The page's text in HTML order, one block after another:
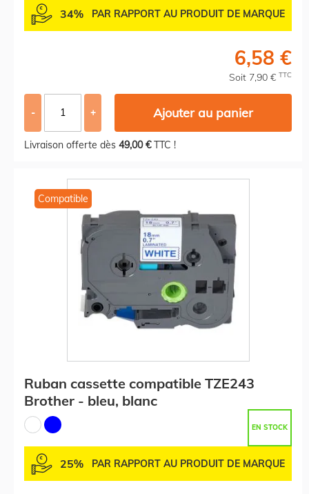
34% PAR RAPPORT AU PRODUIT DE MARQUE
6,58 €
Soit 7,90 € TTC
- + Ajouter au panier
Livraison offerte dès 49,00 €TTC !
Compatible
Ruban cassette compatible TZE243
Brother - bleu, blanc
EN STOCK
25% PAR RAPPORT AU PRODUIT DE MARQUE